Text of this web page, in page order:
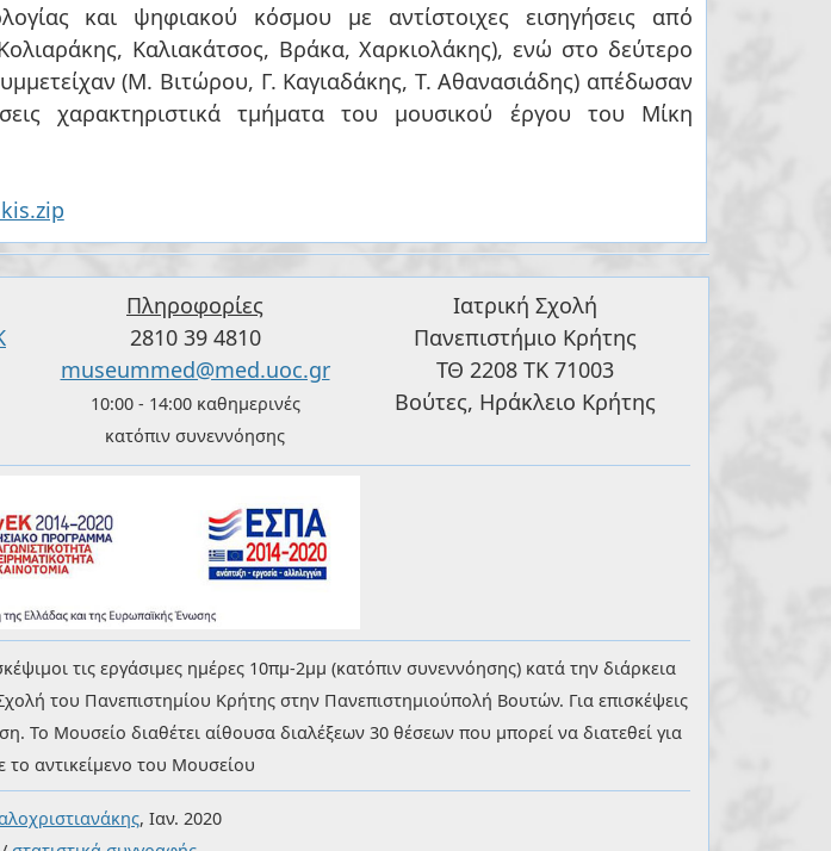
και ψηφιακού κόσμου με αντίστοιχες εισηγήσεις από
Καλιακάτσος, Βράκα, Χαρκιολάκης), ενώ στο δεύτερο
(Μ. Βιτώρου, Γ. Καγιαδάκης, Τ. Αθανασιάδης) απέδωσαν
χαρακτηριστικά τμήματα του μουσικού έργου του Μίκη
Πληροφορίες
2810 39 4810
museummed@med.uoc.gr
10:00 - 14:00 καθημερινές
κατόπιν συνεννόησης
Ιατρική Σχολή
Πανεπιστήμιο Κρήτης
ΤΘ 2208 ΤΚ 71003
Βούτες, Ηράκλειο Κρήτης
τις εργάσιμες ημέρες 10πμ-2μμ (κατόπιν συνεννόησης) κατά την διάρκεια
του Πανεπιστημίου Κρήτης στην Πανεπιστημιούπολή Βουτών. Για επισκέψεις
Μουσείο διαθέτει αίθουσα διαλέξεων 30 θέσεων που μπορεί να διατεθεί για
το αντικείμενο του Μουσείου
, Ιαν. 2020